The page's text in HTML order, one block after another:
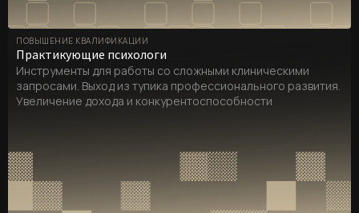
ПОВЫШЕНИЕ КВАЛИФИКАЦИИ
Практикующие психологи
Инструменты для работы со сложными клиническими
запросами. Выход из тупика профессионального развития.
Увеличение дохода и конкурентоспособности